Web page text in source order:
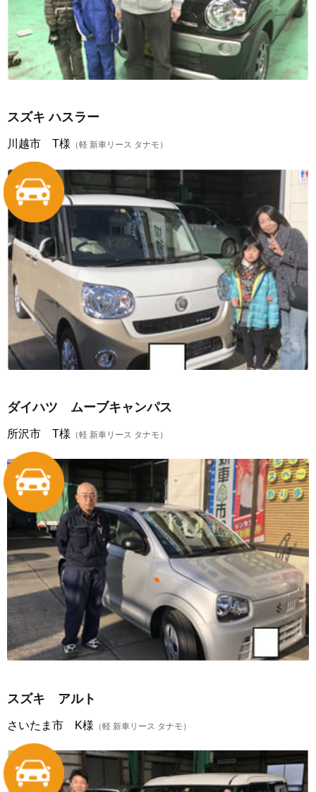
スズキ ハスラー
川越市 T様 （軽 新車リース タナモ）
ダイハツ ムーブキャンパス
所沢市 T様 （軽 新車リース タナモ）
スズキ アルト
さいたま市 K様 （軽 新車リース タナモ）